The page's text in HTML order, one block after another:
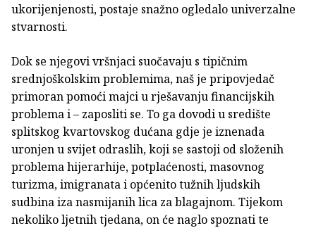
ukorijenjenosti, postaje snažno ogledalo univerzalne
stvarnosti.
Dok se njegovi vršnjaci suočavaju s tipičnim
srednjoškolskim problemima, naš je pripovjedač
primoran pomoći majci u rješavanju financijskih
problema i – zaposliti se. To ga dovodi u središte
splitskog kvartovskog dućana gdje je iznenada
uronjen u svijet odraslih, koji se sastoji od složenih
problema hijerarhije, potplaćenosti, masovnog
turizma, imigranata i općenito tužnih ljudskih
sudbina iza nasmijanih lica za blagajnom. Tijekom
nekoliko ljetnih tjedana, on će naglo spoznati te